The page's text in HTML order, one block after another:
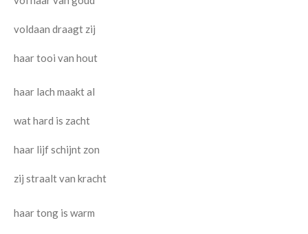
voldaan draagt zij
haar tooi van hout
haar lach maakt al
wat hard is zacht
haar lijf schijnt zon
zij straalt van kracht
haar tong is warm